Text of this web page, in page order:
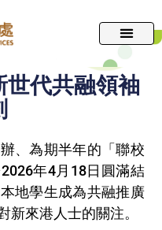
代共融領袖
、為期半年的「聯校
年4月18日圓滿結
地學生成為共融推廣
新來港人士的關注。